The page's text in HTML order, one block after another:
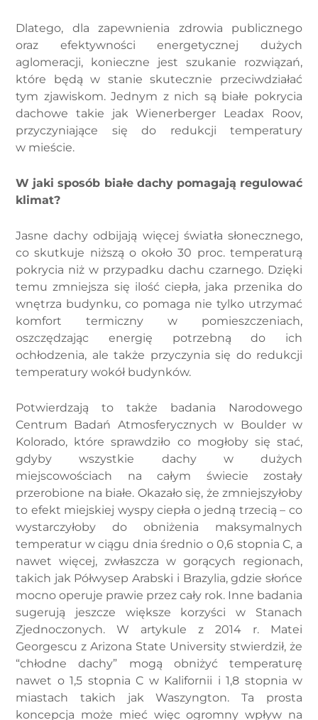
Dlatego, dla zapewnienia zdrowia publicznego
oraz efektywności energetycznej dużych
aglomeracji, konieczne jest szukanie rozwiązań,
które będą w stanie skutecznie przeciwdziałać
tym zjawiskom. Jednym z nich są białe pokrycia
dachowe takie jak Wienerberger Leadax Roov,
przyczyniające się do redukcji temperatury
w mieście.
W jaki sposób białe dachy pomagają regulować
klimat?
Jasne dachy odbijają więcej światła słonecznego,
co skutkuje niższą o około 30 proc. temperaturą
pokrycia niż w przypadku dachu czarnego. Dzięki
temu zmniejsza się ilość ciepła, jaka przenika do
wnętrza budynku, co pomaga nie tylko utrzymać
komfort termiczny w pomieszczeniach,
oszczędzając energię potrzebną do ich
ochłodzenia, ale także przyczynia się do redukcji
temperatury wokół budynków.
Potwierdzają to także badania Narodowego
Centrum Badań Atmosferycznych w Boulder w
Kolorado, które sprawdziło co mogłoby się stać,
gdyby wszystkie dachy w dużych
miejscowościach na całym świecie zostały
przerobione na białe. Okazało się, że zmniejszyłoby
to efekt miejskiej wyspy ciepła o jedną trzecią – co
wystarczyłoby do obniżenia maksymalnych
temperatur w ciągu dnia średnio o 0,6 stopnia C, a
nawet więcej, zwłaszcza w gorących regionach,
takich jak Półwysep Arabski i Brazylia, gdzie słońce
mocno operuje prawie przez cały rok. Inne badania
sugerują jeszcze większe korzyści w Stanach
Zjednoczonych. W artykule z 2014 r. Matei
Georgescu z Arizona State University stwierdził, że
“chłodne dachy” mogą obniżyć temperaturę
nawet o 1,5 stopnia C w Kalifornii i 1,8 stopnia w
miastach takich jak Waszyngton. Ta prosta
koncepcja może mieć więc ogromny wpływ na